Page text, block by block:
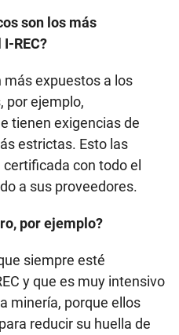
son los más
REC?
expuestos a los
por ejemplo,
tienen exigencias de
estrictas. Esto las
con todo el
a sus proveedores.
por ejemplo?
siempre esté
y que es muy intensivo
minería, porque ellos
reducir su huella de